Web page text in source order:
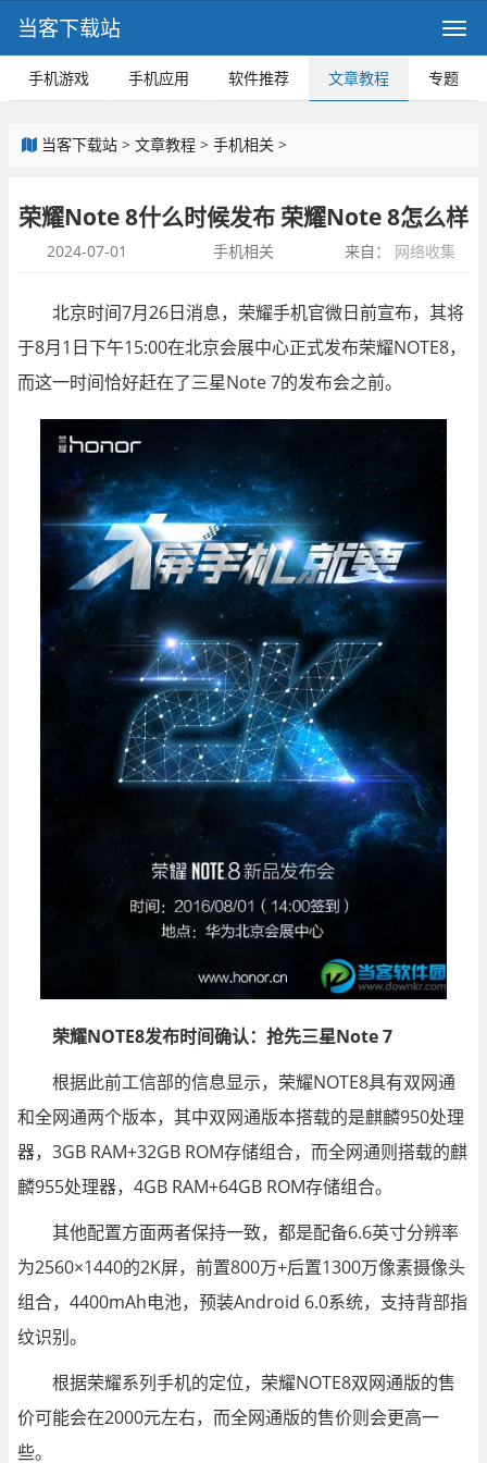
当客下载站
手机游戏 手机应用 软件推荐 文章教程 专题
当客下载站 > 文章教程 > 手机相关 >
荣耀Note 8什么时候发布 荣耀Note 8怎么样
2024-07-01 手机相关 来自： 网络收集
北京时间7月26日消息，荣耀手机官微日前宣布，其将
于8月1日下午15:00在北京会展中心正式发布荣耀NOTE8，
而这一时间恰好赶在了三星Note 7的发布会之前。
荣耀NOTE8发布时间确认：抢先三星Note 7
根据此前工信部的信息显示，荣耀NOTE8具有双网通
和全网通两个版本，其中双网通版本搭载的是麒麟950处理
器，3GB RAM+32GB ROM存储组合，而全网通则搭载的麒
麟955处理器，4GB RAM+64GB ROM存储组合。
其他配置方面两者保持一致，都是配备6.6英寸分辨率
为2560×1440的2K屏，前置800万+后置1300万像素摄像头
组合，4400mAh电池，预装Android 6.0系统，支持背部指
纹识别。
根据荣耀系列手机的定位，荣耀NOTE8双网通版的售
价可能会在2000元左右，而全网通版的售价则会更高一
些。